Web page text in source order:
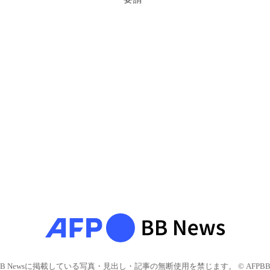
Newsに掲載している写真・見出し・記事の無断使用を禁じます。 © AFPBB